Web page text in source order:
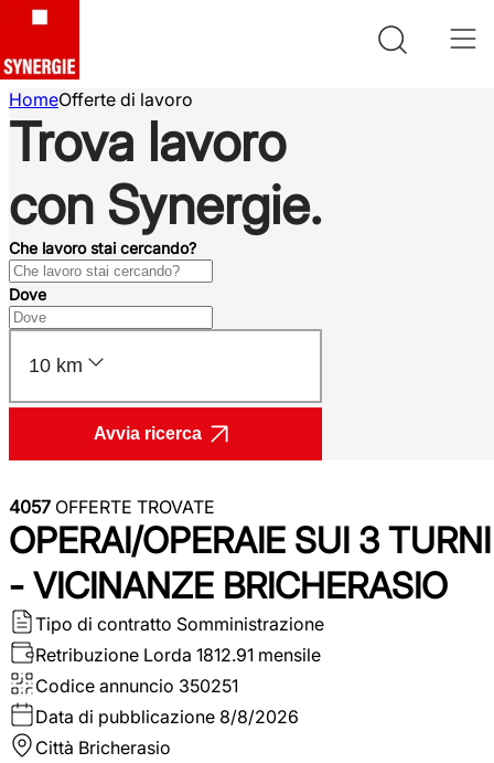
HomeOfferte di lavoro
Trova lavoro
con Synergie.
Che lavoro stai cercando?
Dove
10 km
Avvia ricerca
4057 OFFERTE TROVATE
OPERAI/OPERAIE SUI 3 TURNI
- VICINANZE BRICHERASIO
Tipo di contratto Somministrazione
Retribuzione Lorda 1812.91 mensile
Codice annuncio 350251
Data di pubblicazione 8/8/2026
Città Bricherasio